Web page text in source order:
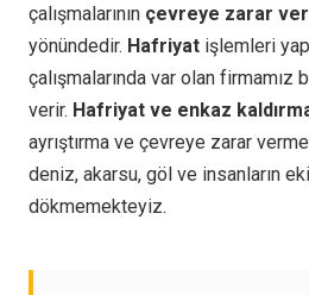
çalışmalarının çevreye zarar
yönündedir. Hafriyat işlemleri
çalışmalarında var olan firmamız
verir. Hafriyat ve enkaz
ayrıştırma ve çevreye zarar
deniz, akarsu, göl ve insanların
dökmemekteyiz.